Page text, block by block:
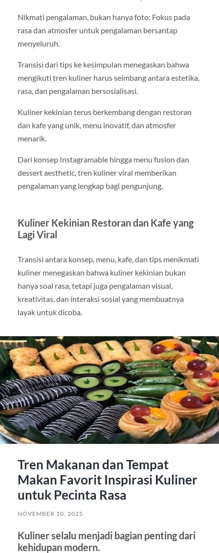
Nikmati pengalaman, bukan hanya foto: Fokus pada
rasa dan atmosfer untuk pengalaman bersantap
menyeluruh.
Transisi dari tips ke kesimpulan menegaskan bahwa
mengikuti tren kuliner harus seimbang antara estetika,
rasa, dan pengalaman bersosialisasi.
Kuliner kekinian terus berkembang dengan restoran
dan kafe yang unik, menu inovatif, dan atmosfer
menarik.
Dari konsep Instagramable hingga menu fusion dan
dessert aesthetic, tren kuliner viral memberikan
pengalaman yang lengkap bagi pengunjung.
Kuliner Kekinian Restoran dan Kafe yang
Lagi Viral
Transisi antara konsep, menu, kafe, dan tips menikmati
kuliner menegaskan bahwa kuliner kekinian bukan
hanya soal rasa, tetapi juga pengalaman visual,
kreativitas, dan interaksi sosial yang membuatnya
layak untuk dicoba.
Tren Makanan dan Tempat
Makan Favorit Inspirasi Kuliner
untuk Pecinta Rasa
NOVEMBER 10, 2025
Kuliner selalu menjadi bagian penting dari
kehidupan modern.